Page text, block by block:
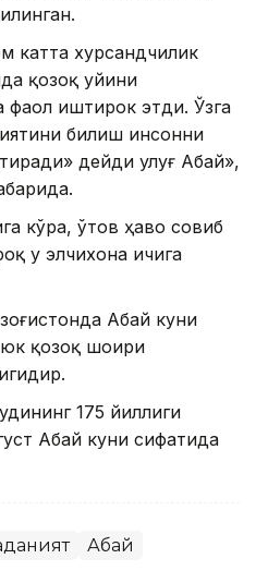
катта хурсандчилик
қозоқ уйини
иштирок этди. Ўзга
билиш инсонни
дейди улуғ Абай»,
кўра, ўтов ҳаво совиб
у элчихона ичига
Абай куни
қозоқ шоири
175 йиллиги
Абай куни сифатида
Абай